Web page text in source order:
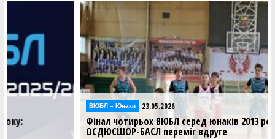
Фінал чотирьох ВЮБЛ серед юнаків 2013 року:
відеотрансляція матчів 23 травня